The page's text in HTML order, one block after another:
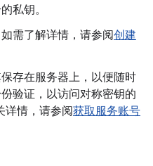
私钥。
需了解详情，请参阅创建
存在服务器上，以便随时
验证，以访问对称密钥的
详情，请参阅获取服务账号